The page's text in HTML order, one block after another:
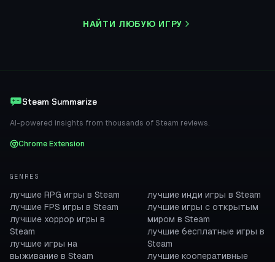
НАЙТИ ЛЮБУЮ ИГРУ
Steam Summarize
AI-powered insights from thousands of Steam reviews.
Chrome Extension
GENRES
лучшие RPG игры в Steam
лучшие FPS игры в Steam
лучшие хоррор игры в
Steam
лучшие игры на
выживание в Steam
лучшие инди игры в Steam
лучшие игры с открытым
миром в Steam
лучшие бесплатные игры в
Steam
лучшие кооперативные